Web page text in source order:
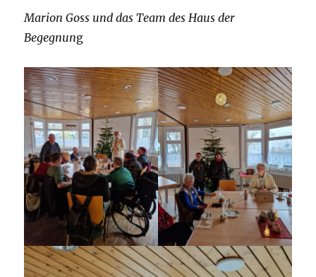
Marion Goss und das Team des Haus der
Begegnung